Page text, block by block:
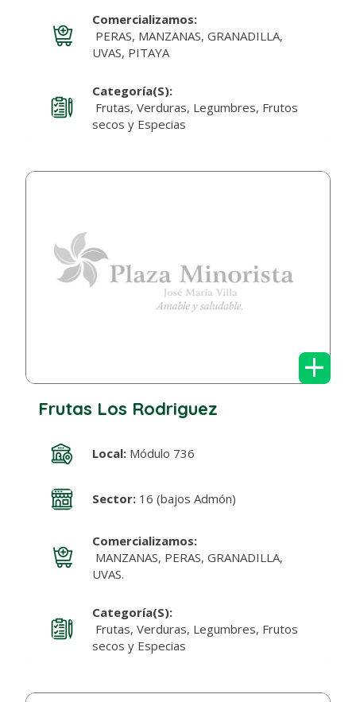
Comercializamos:
PERAS, MANZANAS, GRANADILLA,
UVAS, PITAYA
Categoría(s):
Frutas, Verduras, Legumbres, Frutos
secos y Especias
+
Frutas Los Rodriguez
Local:Módulo 736
Sector:16 (bajos Admón)
Comercializamos:
MANZANAS, PERAS, GRANADILLA,
UVAS.
Categoría(s):
Frutas, Verduras, Legumbres, Frutos
secos y Especias